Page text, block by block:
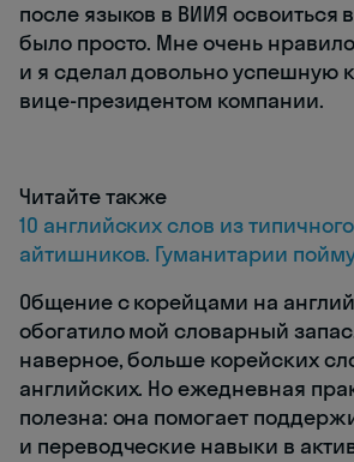
после языков в ВИИЯ освоиться
было просто. Мне очень
и я сделал довольно успешную
вице-президентом компании.
Читайте также
10 английских слов из
айтишников. Гуманитарии
Общение с корейцами на
обогатило мой словарный
наверное, больше корейских
английских. Но ежедневная
полезна: она помогает
и переводческие навыки в